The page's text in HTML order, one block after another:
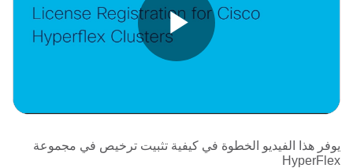
Play
Video
يوفر هذا الفيديو الخطوة في كيفية تثبيت ترخيص في مجموعة
HyperFlex